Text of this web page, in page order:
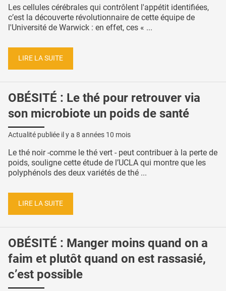
Les cellules cérébrales qui contrôlent l'appétit identifiées,
c’est la découverte révolutionnaire de cette équipe de
l'Université de Warwick : en effet, ces « ...
LIRE LA SUITE
OBÉSITÉ : Le thé pour retrouver via
son microbiote un poids de santé
Actualité publiée il y a 8 années 10 mois
Le thé noir -comme le thé vert - peut contribuer à la perte de
poids, souligne cette étude de l’UCLA qui montre que les
polyphénols des deux variétés de thé ...
LIRE LA SUITE
OBÉSITÉ : Manger moins quand on a
faim et plutôt quand on est rassasié,
c’est possible